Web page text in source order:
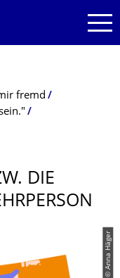
fremd
DIE
© Anna Häger